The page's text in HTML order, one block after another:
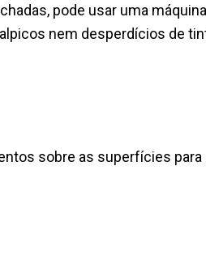
pode usar uma
nem desperdícios de
sobre as superfícies para